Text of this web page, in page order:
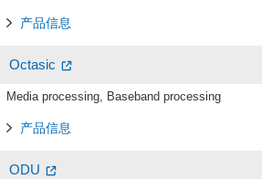
产品信息
Octasic
Media processing, Baseband processing
产品信息
ODU